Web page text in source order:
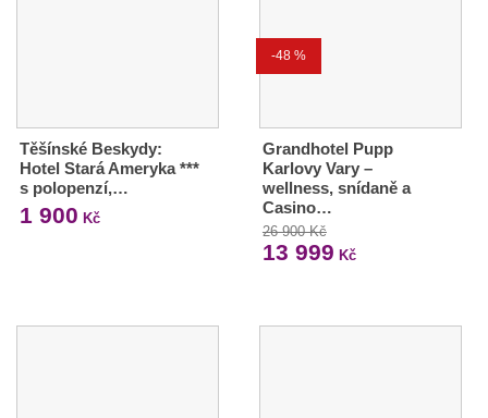
Těšínské Beskydy:
Hotel Stará Ameryka ***
s polopenzí,…
1 900 Kč
-48 %
Grandhotel Pupp
Karlovy Vary –
wellness, snídaně a
Casino…
26 900 Kč
13 999 Kč